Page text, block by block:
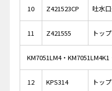
10 Z421523CP 吐水
11 Z421555 トッ
KM7051LM4・
12 KPS314 トッ